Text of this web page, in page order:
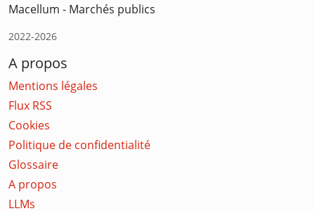
Macellum - Marchés publics
2022-2026
A propos
Mentions légales
Flux RSS
Cookies
Politique de confidentialité
Glossaire
A propos
LLMs